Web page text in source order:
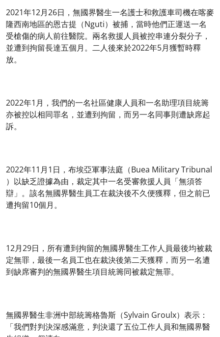
2021年12月26日，無國界醫生一名護士和救護車司機在喀麥
隆西南地區的恩古提（Nguti）被捕，當時他們正運送一名
受槍傷的病人前往醫院。兩名救援人員被控串連分裂分子，
並遭到拘留長達五個月。二人後來於2022年5月獲暫時釋
放。
2022年1月，我們的一名社區健康人員和一名助理項目統籌
亦被控以相同罪名，並遭到拘留，而另一名同事則遭缺席起
訴。
2022年11月1日，布埃亞軍事法庭（Buea Military Tribunal
）以缺乏證據為由，裁定其中一名受審救援人員「無須答
辯」。該名無國界醫生員工在裁決後不久便獲釋，但之前已
遭拘留10個月。
12月29日，所有遭到拘留的無國界醫生工作人員最後均被裁
定無罪，最後一名員工也在裁決後第二天獲釋，而另一名遭
到缺席審判的無國界醫生項目統籌同被裁定無罪。
無國界醫生非洲中部統籌格魯斯（Sylvain Groulx）表示：
「我們對判決深感滿意，判決還了五位工作人員和無國界醫